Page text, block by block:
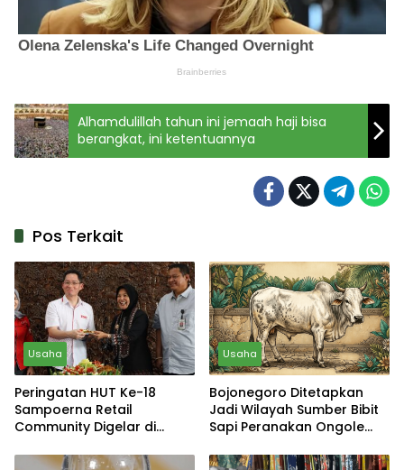
Alhamdulillah tahun ini jemaah haji bisa
berangkat, ini ketentuannya
Pos Terkait
Usaha
Peringatan HUT Ke-18
Sampoerna Retail
Community Digelar di
Bojonegoro
Usaha
Bojonegoro Ditetapkan
Jadi Wilayah Sumber Bibit
Sapi Peranakan Ongole